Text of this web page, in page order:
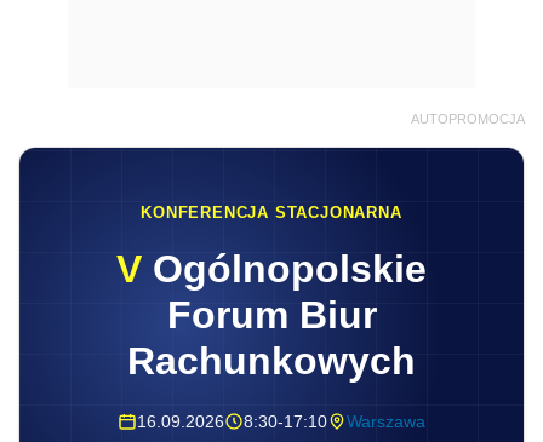
AUTOPROMOCJA
KONFERENCJA STACJONARNA
V Ogólnopolskie
Forum Biur
Rachunkowych
16.09.2026 8:30-17:10 Warszawa